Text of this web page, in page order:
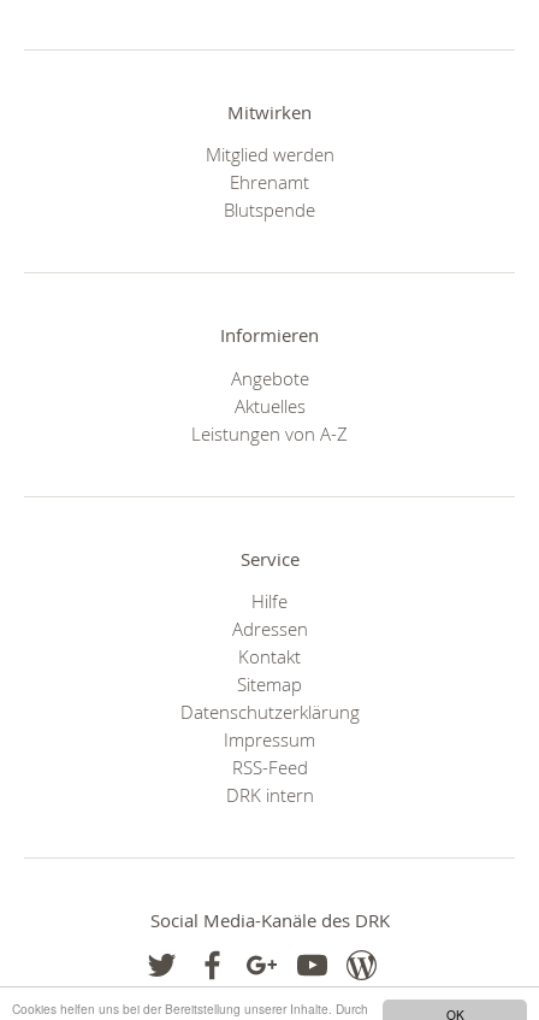
OK
Cookies helfen uns bei der Bereitstellung unserer Inhalte. Durch
Mitwirken
Mitglied werden
Ehrenamt
Blutspende
Informieren
Angebote
Aktuelles
Leistungen von A-Z
Service
Hilfe
Adressen
Kontakt
Sitemap
Datenschutzerklärung
Impressum
RSS-Feed
DRK intern
Social Media-Kanäle des DRK